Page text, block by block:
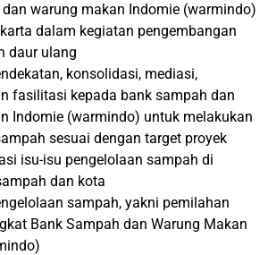
warung makan Indomie (warmindo)
dalam kegiatan pengembangan
daur ulang
konsolidasi, mediasi,
fasilitasi kepada bank sampah dan
Indomie (warmindo) untuk melakukan
sesuai dengan target proyek
isu-isu pengelolaan sampah di
dan kota
sampah, yakni pemilahan
Bank Sampah dan Warung Makan